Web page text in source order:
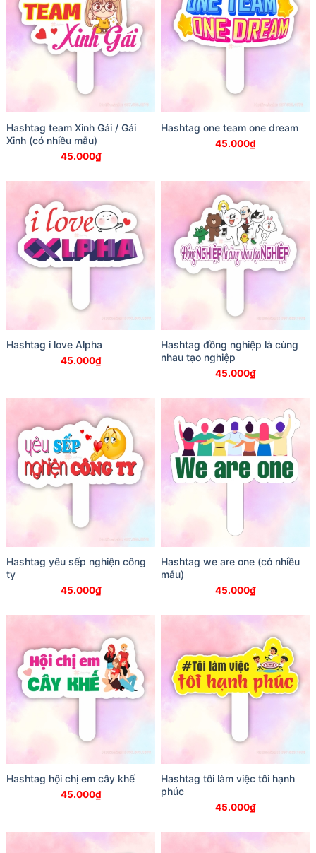
Hashtag team Xinh Gái / Gái
Xinh (có nhiều mẫu)
45.000₫
Hashtag one team one dream
45.000₫
Hashtag i love Alpha
45.000₫
Hashtag đồng nghiệp là cùng
nhau tạo nghiệp
45.000₫
Hashtag yêu sếp nghiện công
ty
45.000₫
Hashtag we are one (có nhiều
mẫu)
45.000₫
Hashtag hội chị em cây khế
45.000₫
Hashtag tôi làm việc tôi hạnh
phúc
45.000₫